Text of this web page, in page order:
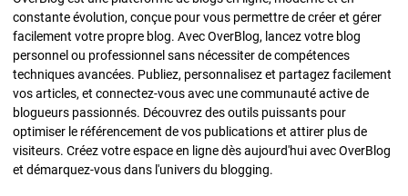
constante évolution, conçue pour vous permettre de créer et gérer
facilement votre propre blog. Avec OverBlog, lancez votre blog
personnel ou professionnel sans nécessiter de compétences
techniques avancées. Publiez, personnalisez et partagez facilement
vos articles, et connectez-vous avec une communauté active de
blogueurs passionnés. Découvrez des outils puissants pour
optimiser le référencement de vos publications et attirer plus de
visiteurs. Créez votre espace en ligne dès aujourd'hui avec OverBlog
et démarquez-vous dans l'univers du blogging.